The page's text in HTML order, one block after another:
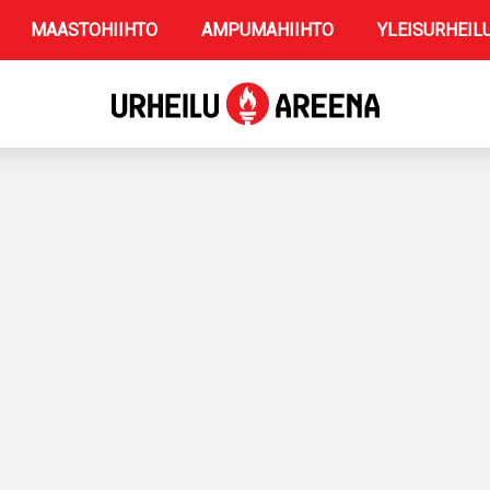
MAASTOHIIHTO AMPUMAHIIHTO